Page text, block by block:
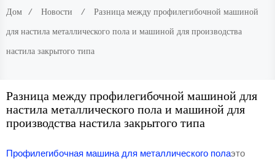
Дом Новости
Разница между профилегибочной машиной
для настила металлического пола и машиной для производства
настила закрытого типа
Разница между профилегибочной машиной для
настила металлического пола и машиной для
производства настила закрытого типа
Профилегибочная машина для металлического полаэто